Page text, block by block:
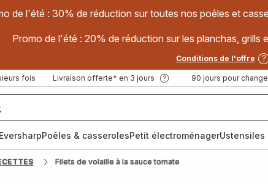
de l'été : 30% de réduction sur toutes nos poêles et
Promo de l'été : 20% de réduction sur les planchas, grills
Conditions de l'offre
fois Livraison offerte* en 3 jours 90 jours pour
Poêles & casserolesPetit électroménagerUstensiles
Filets de volaille à la sauce tomate